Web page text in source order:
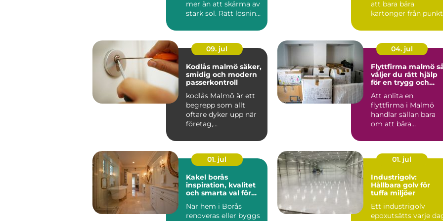
mer än att skärma av
stark sol. Rätt lösning
inomhustem...
att bara bära
kartonger från punkt
09. jul
Kodlås malmö säker,
smidig och modern
passerkontroll
kodlås Malmö är ett
begrepp som allt
oftare dyker upp när
företag,
r och privat...
04. jul
Flyttfirma malmö så
väljer du rätt hjälp
för en trygg och
Att anlita en
flyttfirma i Malmö
handlar sällan bara
om att bära
A till B. För ...
01. jul
Kakel borås
inspiration, kvalitet
och smarta val för
När hem i Borås
renoveras eller byggs
01. jul
Industrigolv:
Hållbara golv för
tuffa miljöer
Ett industrigolv
epoxutsätts varje